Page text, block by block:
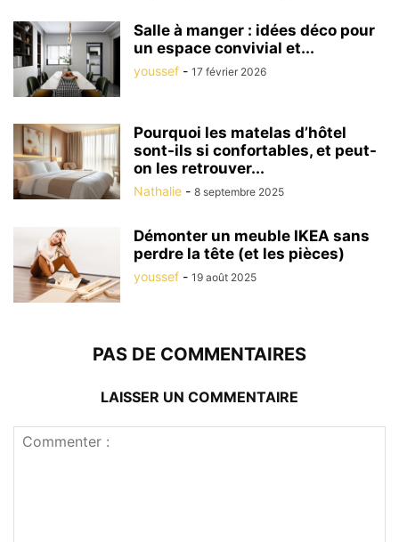
Salle à manger : idées déco pour
un espace convivial et...
youssef - 17 février 2026
Pourquoi les matelas d’hôtel
sont-ils si confortables, et peut-
on les retrouver...
Nathalie - 8 septembre 2025
Démonter un meuble IKEA sans
perdre la tête (et les pièces)
youssef - 19 août 2025
PAS DE COMMENTAIRES
LAISSER UN COMMENTAIRE